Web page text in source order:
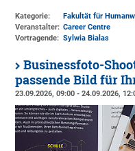
Kategorie:
Fakultät für
Veranstalter: Career Centre
Vortragende: Sylwia Bialas
Businessfoto-
passende Bild für
23.09.2026, 09:00 - 24.09.2026,